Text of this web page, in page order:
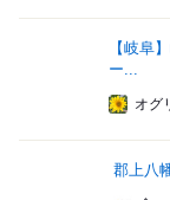
【岐阜
ー...
オグ
郡上八